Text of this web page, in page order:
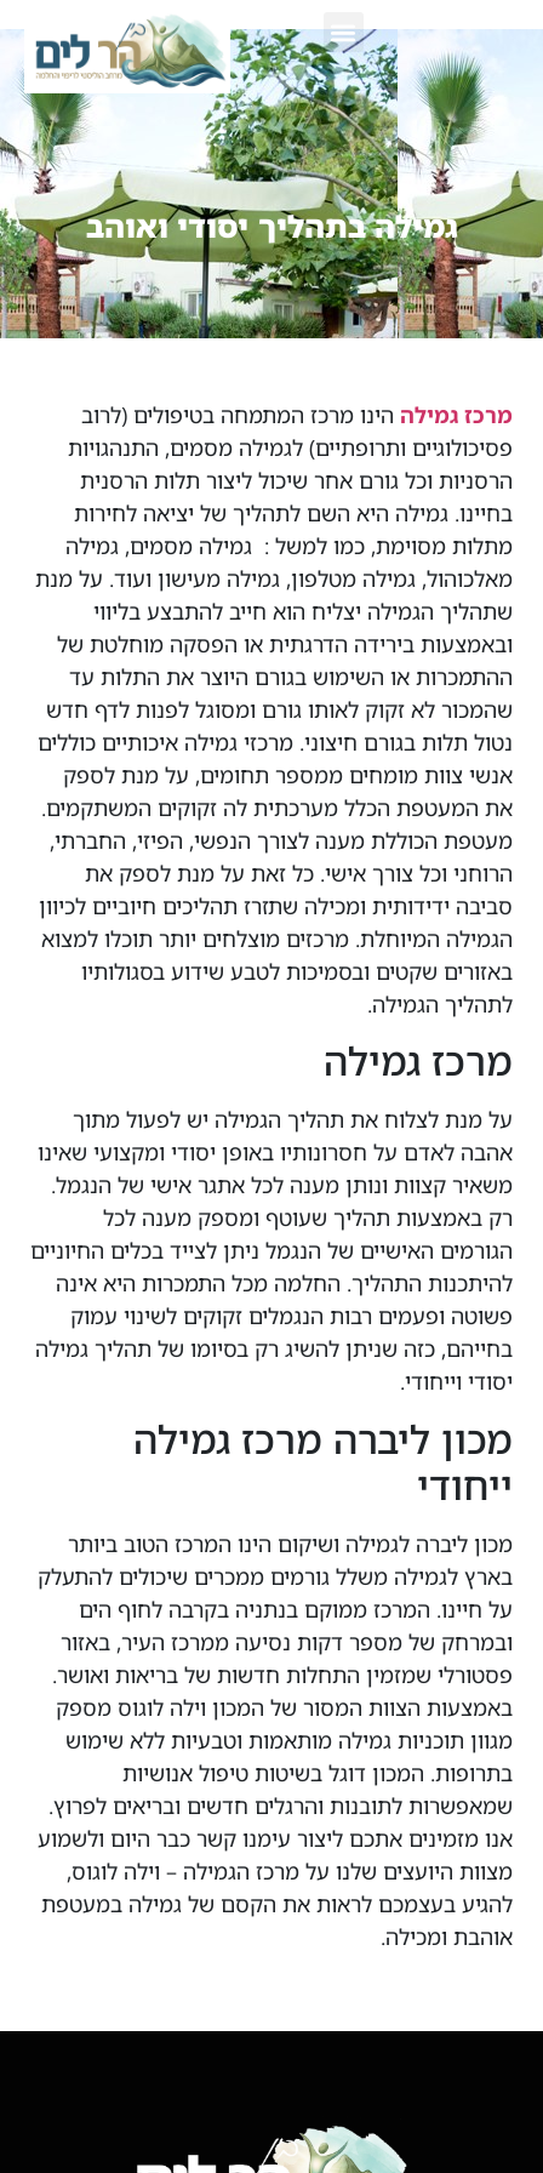
גמילה בתהליך יסודי ואוהב
מרכז גמילה הינו מרכז המתמחה בטיפולים (לרוב
פסיכולוגיים ותרופתיים) לגמילה מסמים, התנהגויות
הרסניות וכל גורם אחר שיכול ליצור תלות הרסנית
בחיינו. גמילה היא השם לתהליך של יציאה לחירות
מתלות מסוימת, כמו למשל : גמילה מסמים, גמילה
מאלכוהול, גמילה מטלפון, גמילה מעישון ועוד. על מנת
שתהליך הגמילה יצליח הוא חייב להתבצע בליווי
ובאמצעות בירידה הדרגתית או הפסקה מוחלטת של
ההתמכרות או השימוש בגורם היוצר את התלות עד
שהמכור לא זקוק לאותו גורם ומסוגל לפנות לדף חדש
נטול תלות בגורם חיצוני. מרכזי גמילה איכותיים כוללים
אנשי צוות מומחים ממספר תחומים, על מנת לספק
את המעטפת הכלל מערכתית לה זקוקים המשתקמים.
מעטפת הכוללת מענה לצורך הנפשי, הפיזי, החברתי,
הרוחני וכל צורך אישי. כל זאת על מנת לספק את
סביבה ידידותית ומכילה שתזרז תהליכים חיוביים לכיוון
הגמילה המיוחלת. מרכזים מוצלחים יותר תוכלו למצוא
באזורים שקטים ובסמיכות לטבע שידוע בסגולותיו
לתהליך הגמילה.
מרכז גמילה
על מנת לצלוח את תהליך הגמילה יש לפעול מתוך
אהבה לאדם על חסרונותיו באופן יסודי ומקצועי שאינו
משאיר קצוות ונותן מענה לכל אתגר אישי של הנגמל.
רק באמצעות תהליך שעוטף ומספק מענה לכל
הגורמים האישיים של הנגמל ניתן לצייד בכלים החיוניים
להיתכנות התהליך. החלמה מכל התמכרות היא אינה
פשוטה ופעמים רבות הנגמלים זקוקים לשינוי עמוק
בחייהם, כזה שניתן להשיג רק בסיומו של תהליך גמילה
יסודי וייחודי.
מכון ליברה מרכז גמילה
ייחודי
מכון ליברה לגמילה ושיקום הינו המרכז הטוב ביותר
בארץ לגמילה משלל גורמים ממכרים שיכולים להתעלק
על חיינו. המרכז ממוקם בנתניה בקרבה לחוף הים
ובמרחק של מספר דקות נסיעה ממרכז העיר, באזור
פסטורלי שמזמין התחלות חדשות של בריאות ואושר.
באמצעות הצוות המסור של המכון וילה לוגוס מספק
מגוון תוכניות גמילה מותאמות וטבעיות ללא שימוש
בתרופות. המכון דוגל בשיטות טיפול אנושיות
שמאפשרות לתובנות והרגלים חדשים ובריאים לפרוץ.
אנו מזמינים אתכם ליצור עימנו קשר כבר היום ולשמוע
מצוות היועצים שלנו על מרכז הגמילה – וילה לוגוס,
להגיע בעצמכם לראות את הקסם של גמילה במעטפת
אוהבת ומכילה.